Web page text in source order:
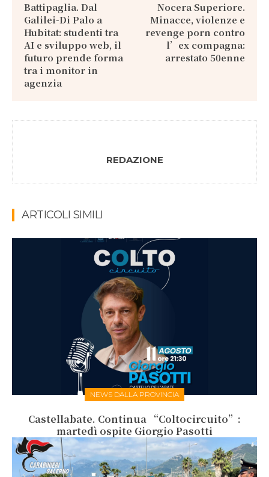
Battipaglia. Dal
Galilei-Di Palo a
Hubitat: studenti tra
AI e sviluppo web, il
futuro prende forma
tra i monitor in
agenzia
Nocera Superiore.
Minacce, violenze e
revenge porn contro
l’ex compagna:
arrestato 50enne
REDAZIONE
ARTICOLI SIMILI
NEWS DALLA PROVINCIA
Castellabate. Continua “Coltocircuito”:
martedì ospite Giorgio Pasotti